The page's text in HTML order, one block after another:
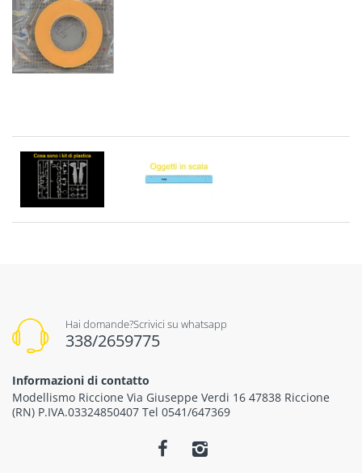
Hai domande?Scrivici su whatsapp
338/2659775
Informazioni di contatto
Modellismo Riccione Via Giuseppe Verdi 16 47838 Riccione
(RN) P.IVA.03324850407 Tel 0541/647369